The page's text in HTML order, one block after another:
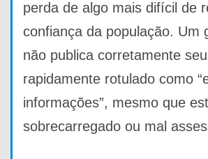
perda de algo mais difícil de
confiança da população. Um
não publica corretamente
rapidamente rotulado como
informações”, mesmo que
sobrecarregado ou mal